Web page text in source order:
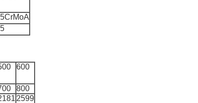
600
800
2599